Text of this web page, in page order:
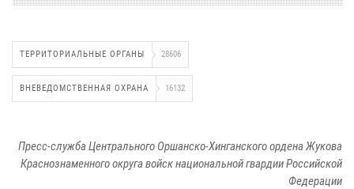
ТЕРРИТОРИАЛЬНЫЕ ОРГАНЫ 28606
ВНЕВЕДОМСТВЕННАЯ ОХРАНА 16132
Пресс-служба Центрального Оршанско-Хинганского ордена Жукова
Краснознаменного округа войск национальной гвардии Российской
Федерации